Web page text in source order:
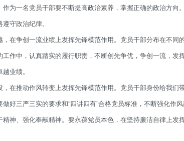
作为一名党员干部要不断提高政治素养，掌握正确的政治方
守政治纪律。
，在争创一流业绩上发挥先锋模范作用。党员干部分布在不
工作中，认真踏实的履行职责，不断创先争优，争创一流，
业绩。
，在推动作风转变上发挥先锋模范作用。党员干部身份给我
做好三严三实的要求和“四讲四有”合格党员标准，不断强化作
精神、强化奉献精神。要永葆党员本色，在坚持廉洁自律上